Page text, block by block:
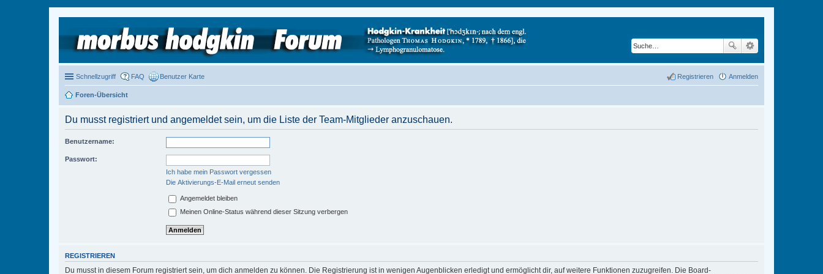
Schnellzugriff FAQ Benutzer Karte Anmelden
Registrieren
Foren-Übersicht
Du musst registriert und angemeldet sein, um die Liste der Team-Mitglieder anzuschauen.
Benutzername:
Passwort:
Ich habe mein Passwort vergessen
Die Aktivierungs-E-Mail erneut senden
Angemeldet bleiben
Meinen Online-Status während dieser Sitzung verbergen
REGISTRIEREN
Du musst in diesem Forum registriert sein, um dich anmelden zu können. Die Registrierung ist in wenigen Augenblicken erledigt und ermöglicht dir, auf weitere Funktionen zuzugreifen. Die Board-